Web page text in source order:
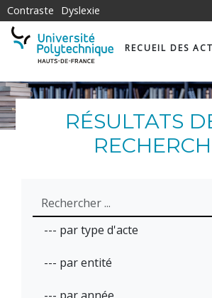
Aller au contenu principal
Contraste Dyslexie
RECUEIL DES
RÉSULTATS